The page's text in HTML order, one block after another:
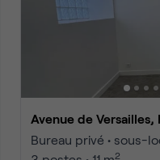
Avenue de Versailles,
Bureau privé • sous-
2